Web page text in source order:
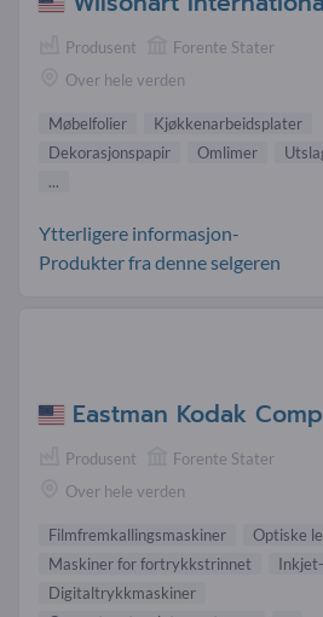
Produsent
Forente Stater
Over hele verden
Møbelfolier
Kjøkkenarbeidsplater
Dekorasjonspapir
Omlimer
...
Ytterligere informasjon-
Produkter fra denne selgeren
Eastman Kodak
Produsent
Forente Stater
Over hele verden
Filmfremkallingsmaskiner
Optiske
Maskiner for fortrykkstrinnet
Digitaltrykkmaskiner